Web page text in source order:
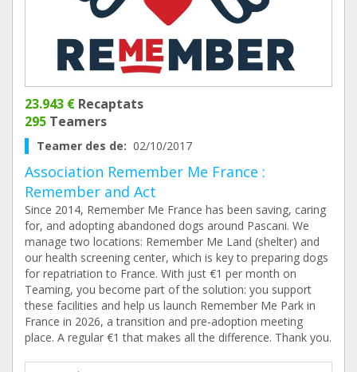
23.943 € Recaptats
295 Teamers
Teamer des de: 02/10/2017
Association Remember Me France :
Remember and Act
Since 2014, Remember Me France has been saving, caring
for, and adopting abandoned dogs around Pascani. We
manage two locations: Remember Me Land (shelter) and
our health screening center, which is key to preparing dogs
for repatriation to France. With just €1 per month on
Teaming, you become part of the solution: you support
these facilities and help us launch Remember Me Park in
France in 2026, a transition and pre-adoption meeting
place. A regular €1 that makes all the difference. Thank you.